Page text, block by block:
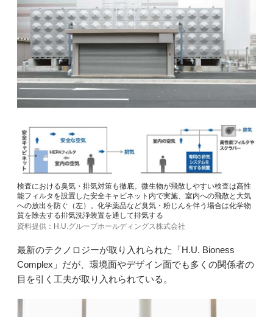
検査における臭気・排気対策も徹底。微生物が飛散しやすい検査は高性
能フィルタを設置した安全キャビネット内で実施、室内への飛散と大気
への放出を防ぐ（左）。化学薬品など臭気・粉じんを伴う場合は化学物
質を除去する排気洗浄装置を通して排気する
資料提供：H.U.グループホールディングス株式会社
最新のテクノロジーが取り入れられた「H.U. Bioness
Complex」だが、環境面やデザイン面でも多くの関係者の
目を引く工夫が取り入れられている。